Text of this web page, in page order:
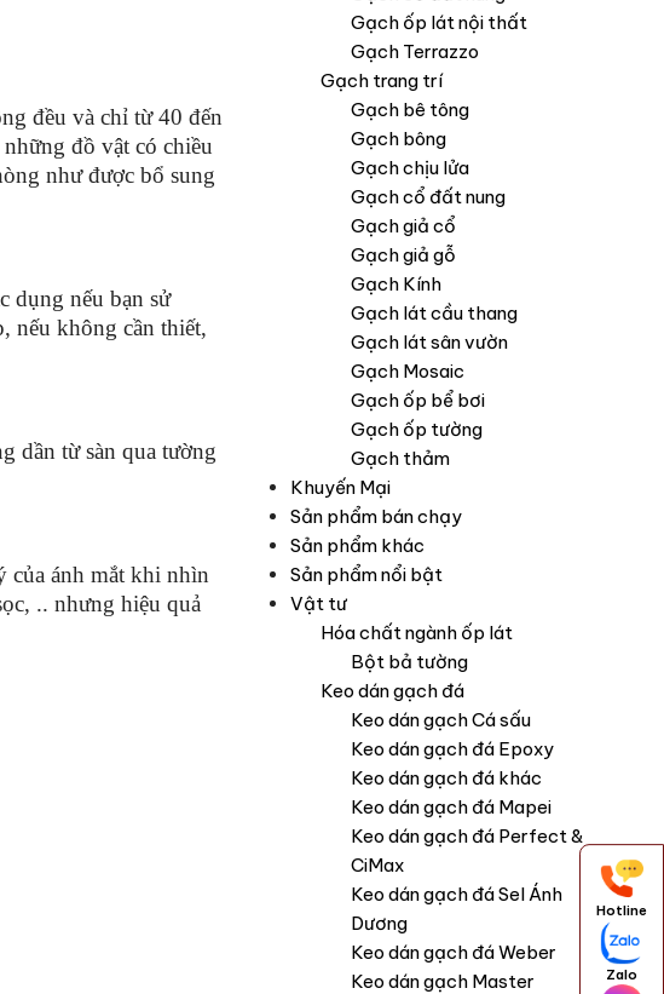
đều và chỉ từ 40 đến
đồ vật có chiều
như được bổ sung
dụng nếu bạn sử
nếu không cần thiết,
dần từ sàn qua tường
của ánh mắt khi nhìn
.. nhưng hiệu quả
Gạch ốp lát nội thất
Gạch Terrazzo
Gạch trang trí
Gạch bê tông
Gạch bông
Gạch chịu lửa
Gạch cổ đất nung
Gạch giả cổ
Gạch giả gỗ
Gạch Kính
Gạch lát cầu thang
Gạch lát sân vườn
Gạch Mosaic
Gạch ốp bể bơi
Gạch ốp tường
Gạch thảm
Khuyến Mại
Sản phẩm bán chạy
Sản phẩm khác
Sản phẩm nổi bật
Vật tư
Hóa chất ngành ốp lát
Bột bả tường
Keo dán gạch đá
Keo dán gạch Cá sấu
Keo dán gạch đá Epoxy
Keo dán gạch đá khác
Keo dán gạch đá Mapei
Keo dán gạch đá Perfect &
CiMax
Keo dán gạch đá Sel Ánh
Dương
Keo dán gạch đá Weber
Keo dán gạch Master
Hotline
Zalo